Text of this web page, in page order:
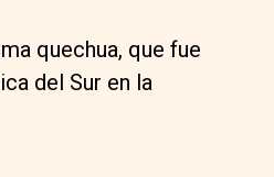
quechua, que fue
del Sur en la